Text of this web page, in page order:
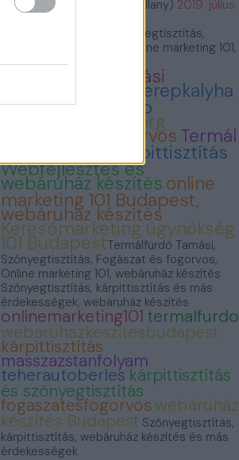
— VillámVillany (@villam_villany) 2019. július
Termálfürdő Tamási, Szőnyegtisztítás,
Fogászat és fogorvos, Online marketing 101,
webáruház készítés
Termálfürdő Tamási
Cserepkalyha
Kemence Kandallo
Szonyegtisztitas.org
Fogászat és fogorvos Termál
Kárpittisztítás
Webfejlesztés és
webáruház készítés online
marketing 101 Budapest,
webáruház készítés
Keresőmarketing ügynökség
101 BudapestTermálfürdő Tamási,
Szőnyegtisztítás, Fogászat és fogorvos,
Online marketing 101, webáruház készítés
Szőnyegtisztítás, kárpittisztítás és más
érdekességek, webáruház készítés
onlinemarketing101 termalfurdo
webaruhazkeszitesbudapest
kárpittisztítás
masszazstanfolyam
teherautoberles kárpittisztítás
és szőnyegtisztítás
fogaszatesfogorvos webáruház
készítés Budapest Szőnyegtisztítás,
kárpittisztítás, webáruház készítés és más
érdekességek